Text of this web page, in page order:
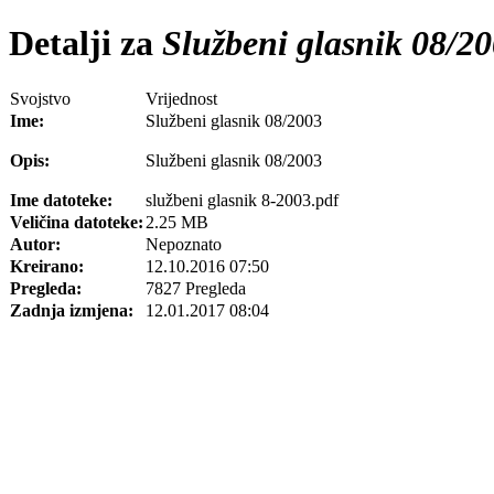
Detalji za Službeni glasnik 08/
Svojstvo
Vrijednost
Ime:
Službeni glasnik 08/2003
Opis: Službeni glasnik 08/2003
Ime datoteke:
službeni glasnik 8-2003.pdf
Veličina datoteke: 2.25 MB
Autor:
Nepoznato
Kreirano:
12.10.2016 07:50
Pregleda:
7827 Pregleda
Zadnja izmjena:
12.01.2017 08:04